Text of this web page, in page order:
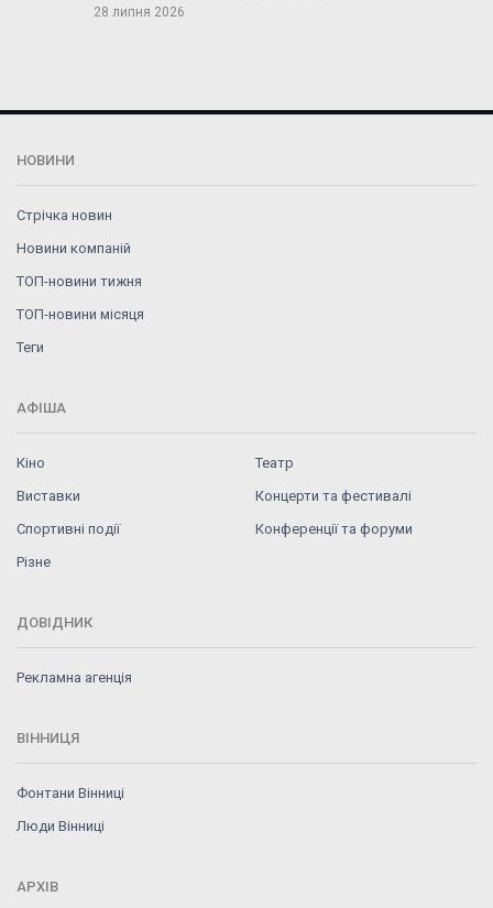
28 липня 2026
НОВИНИ
Стрічка новин
Новини компаній
ТОП-новини тижня
ТОП-новини місяця
Теги
АФІША
Кіно
Театр
Виставки
Концерти та фестивалі
Спортивні події
Конференції та форуми
Різне
ДОВІДНИК
Рекламна агенція
ВІННИЦЯ
Фонтани Вінниці
Люди Вінниці
АРХІВ